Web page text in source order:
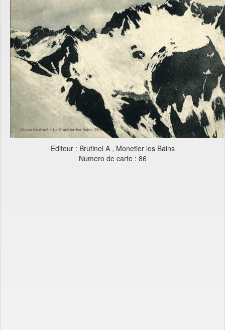
Editeur : Brutinel A , Monetier les Bains
Numero de carte : 86